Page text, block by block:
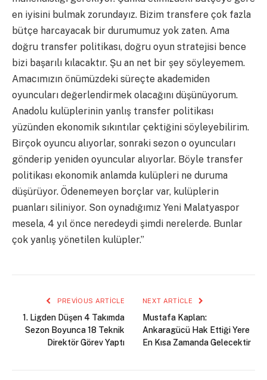
en iyisini bulmak zorundayız. Bizim transfere çok fazla
bütçe harcayacak bir durumumuz yok zaten. Ama
doğru transfer politikası, doğru oyun stratejisi bence
bizi başarılı kılacaktır. Şu an net bir şey söyleyemem.
Amacımızın önümüzdeki süreçte akademiden
oyuncuları değerlendirmek olacağını düşünüyorum.
Anadolu kulüplerinin yanlış transfer politikası
yüzünden ekonomik sıkıntılar çektiğini söyleyebilirim.
Birçok oyuncu alıyorlar, sonraki sezon o oyuncuları
gönderip yeniden oyuncular alıyorlar. Böyle transfer
politikası ekonomik anlamda kulüpleri ne duruma
düşürüyor. Ödenemeyen borçlar var, kulüplerin
puanları siliniyor. Son oynadığımız Yeni Malatyaspor
mesela, 4 yıl önce neredeydi şimdi nerelerde. Bunlar
çok yanlış yönetilen kulüpler.”
PREVIOUS ARTICLE
1. Ligden Düşen 4 Takımda
Sezon Boyunca 18 Teknik
Direktör Görev Yaptı
NEXT ARTICLE
Mustafa Kaplan:
Ankaragücü Hak Ettiği Yere
En Kısa Zamanda Gelecektir